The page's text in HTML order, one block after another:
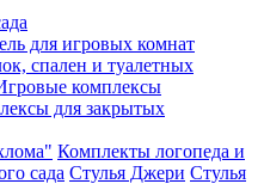
для игровых комнат
спален и туалетных
комплексы
для закрытых
Комплекты логопеда и
сада Стулья Джери Стулья